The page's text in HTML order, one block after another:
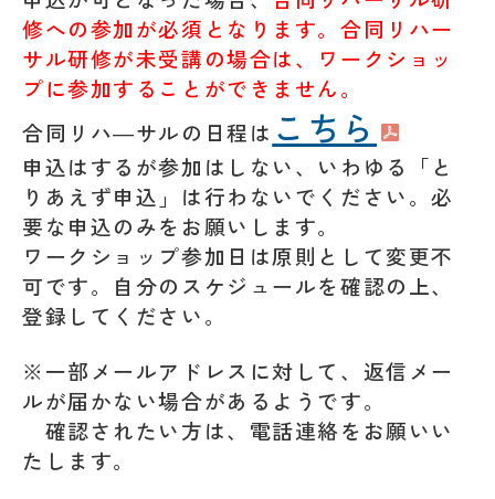
修への参加が必須となります。合同リハー
サル研修が未受講の場合は、ワークショッ
プに参加することができません。
合同リハ―サルの日程は こちら
申込はするが参加はしない、いわゆる「と
りあえず申込」は行わないでください。必
要な申込のみをお願いします。
ワークショップ参加日は原則として変更不
可です。自分のスケジュールを確認の上、
登録してください。
※一部メールアドレスに対して、返信メー
ルが届かない場合があるようです。
確認されたい方は、電話連絡をお願いい
たします。